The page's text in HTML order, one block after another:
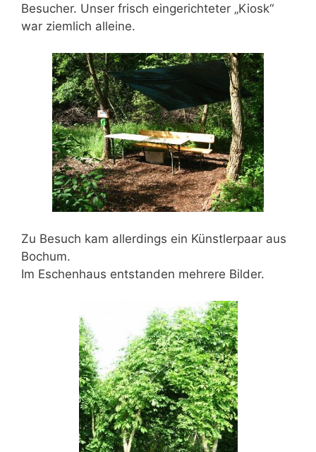
Besucher. Unser frisch eingerichteter „Kiosk“
war ziemlich alleine.
Zu Besuch kam allerdings ein Künstlerpaar aus
Bochum.
Im Eschenhaus entstanden mehrere Bilder.